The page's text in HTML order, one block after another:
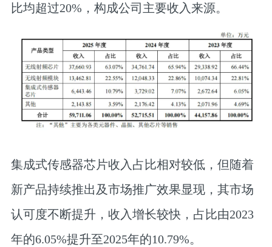
比均超过20%，构成公司主要收入来源。
集成式传感器芯片收入占比相对较低，但随着
新产品持续推出及市场推广效果显现，其市场
认可度不断提升，收入增长较快，占比由2023
年的6.05%提升至2025年的10.79%。